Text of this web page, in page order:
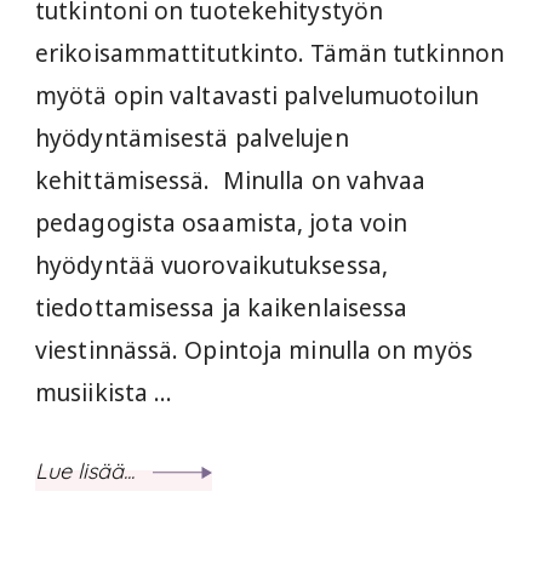
tutkintoni on tuotekehitystyön
erikoisammattitutkinto. Tämän tutkinnon
myötä opin valtavasti palvelumuotoilun
hyödyntämisestä palvelujen
kehittämisessä. Minulla on vahvaa
pedagogista osaamista, jota voin
hyödyntää vuorovaikutuksessa,
tiedottamisessa ja kaikenlaisessa
viestinnässä. Opintoja minulla on myös
musiikista …
Lue lisää...